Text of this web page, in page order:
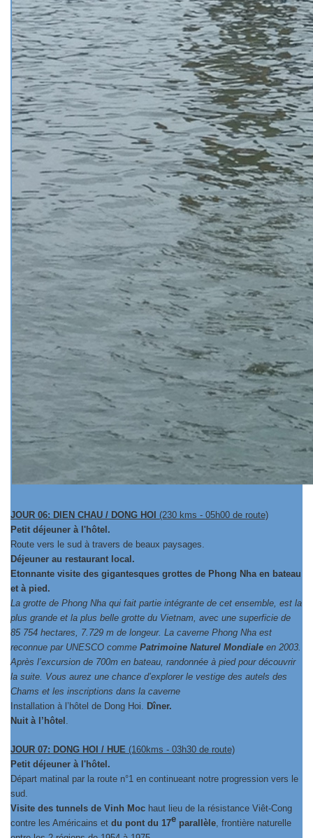
JOUR 06: DIEN CHAU / DONG HOI (230 kms - 05h00 de route)
Petit déjeuner à l'hôtel.
Route vers le sud à travers de beaux paysages.
Déjeuner au restaurant local.
Etonnante visite des gigantesques grottes de Phong Nha en bateau
et à pied.
La grotte de Phong Nha qui fait partie intégrante de cet ensemble, est la
plus grande et la plus belle grotte du Vietnam, avec une superficie de
85 754 hectares, 7.729 m de longeur. La caverne Phong Nha est
reconnue par UNESCO comme Patrimoine Naturel Mondiale en 2003.
Après l’excursion de 700m en bateau, randonnée à pied pour découvrir
la suite. Vous aurez une chance d’explorer le vestige des autels des
Chams et les inscriptions dans la caverne
Installation à l’hôtel de Dong Hoi. Dîner.
Nuit à l’hôtel
JOUR 07: DONG HOI / HUE (160kms - 03h30 de route)
Petit déjeuner à l'hôtel.
Départ matinal par la route n°1 en continueant notre progression vers le
sud.
Visite des tunnels de Vinh Moc haut lieu de la résistance Viêt-Cong
contre les Américains et du pont du 17e parallèle , frontière naturelle